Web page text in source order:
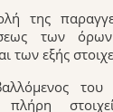
της
των
των εξής
πλήρη